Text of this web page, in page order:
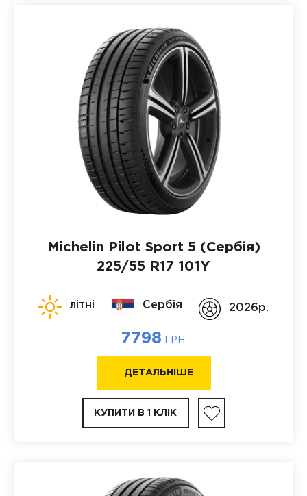
Michelin Pilot Sport 5 (Сербія)
225/55 R17 101Y
літні Сербія 2026p.
7798 ГРН.
ДЕТАЛЬНІШЕ
КУПИТИ В 1 КЛІК